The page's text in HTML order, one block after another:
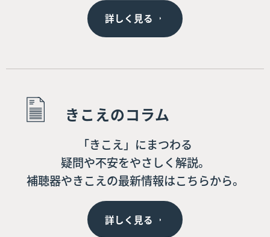
詳しく見る
きこえのコラム
「きこえ」にまつわる
疑問や不安をやさしく解説。
補聴器やきこえの最新情報はこちらから。
詳しく見る